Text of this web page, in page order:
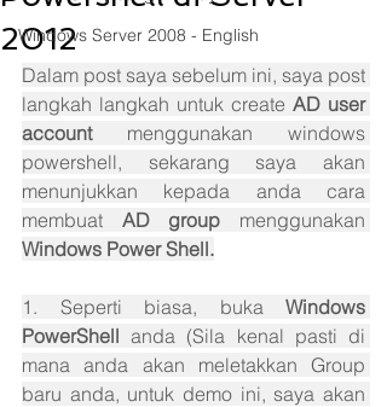
Windows Server 2008 - English
2012
Dalam post saya sebelum ini, saya post
langkah langkah untuk create AD user
account menggunakan windows
powershell, sekarang saya akan
menunjukkan kepada anda cara
membuat AD group
Windows Power Shell.
1. Seperti biasa, buka Windows
PowerShell anda (Sila kenal pasti di
mana anda akan meletakkan Group
baru anda, untuk demo ini, saya akan